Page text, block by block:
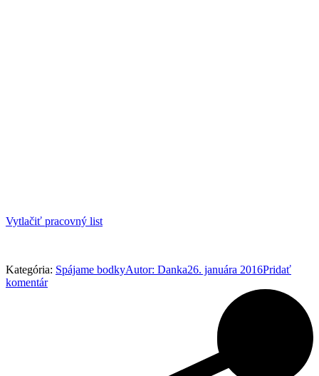
Vytlačiť pracovný list
Kategória: Spájame bodkyAutor: Danka26. januára 2016Pridať
komentár